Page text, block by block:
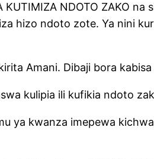
NDOTO ZAKO
hizo ndoto zote. Ya nini
Amani. Dibaji bora
kulipia ili kufikia ndoto
kwanza imepewa kichwa